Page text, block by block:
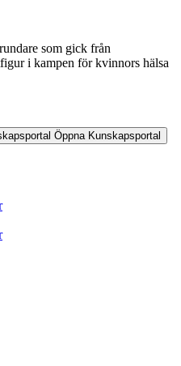
som gick från
i kampen för kvinnors hälsa
Öppna Kunskapsportal